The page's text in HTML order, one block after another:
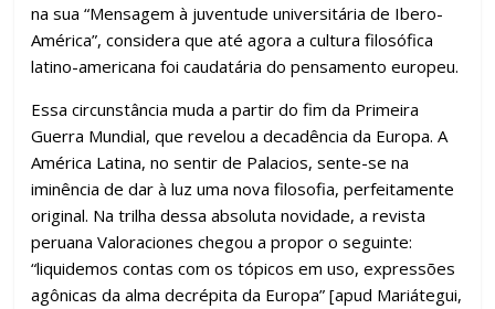
na sua “Mensagem à juventude universitária de Ibero-
América”, considera que até agora a cultura filosófica
latino-americana foi caudatária do pensamento europeu.
Essa circunstância muda a partir do fim da Primeira
Guerra Mundial, que revelou a decadência da Europa. A
América Latina, no sentir de Palacios, sente-se na
iminência de dar à luz uma nova filosofia, perfeitamente
original. Na trilha dessa absoluta novidade, a revista
peruana Valoraciones chegou a propor o seguinte:
“liquidemos contas com os tópicos em uso, expressões
agônicas da alma decrépita da Europa” [apud Mariátegui,